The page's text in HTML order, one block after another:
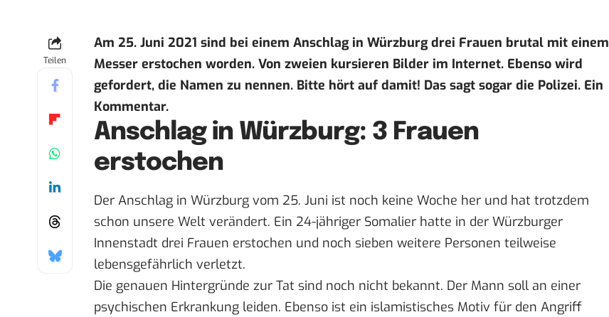
Teilen
Am 25. Juni 2021 sind bei einem Anschlag in Würzburg drei Frauen brutal mit einem
Messer erstochen worden. Von zweien kursieren Bilder im Internet. Ebenso wird
gefordert, die Namen zu nennen. Bitte hört auf damit! Das sagt sogar die Polizei. Ein
Kommentar.
Anschlag in Würzburg: 3 Frauen
erstochen
Der Anschlag in Würzburg vom 25. Juni ist noch keine Woche her und hat trotzdem
schon unsere Welt verändert. Ein 24-jähriger Somalier hatte in der Würzburger
Innenstadt drei Frauen erstochen und noch sieben weitere Personen teilweise
lebensgefährlich verletzt.
Die genauen Hintergründe zur Tat sind noch nicht bekannt. Der Mann soll an einer
psychischen Erkrankung leiden. Ebenso ist ein islamistisches Motiv für den Angriff